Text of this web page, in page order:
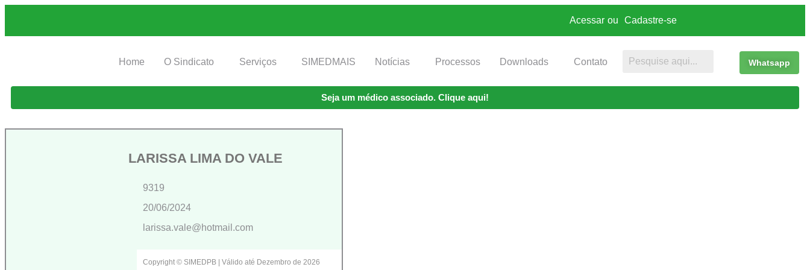
Acessar ou Cadastre-se
Home O Sindicato Serviços SIMEDMAIS Notícias Processos Downloads Contato Whatsapp
Seja um médico associado. Clique aqui!
LARISSA LIMA DO VALE
9319
20/06/2024
larissa.vale@hotmail.com
Copyright © SIMEDPB | Válido até Dezembro de 2026